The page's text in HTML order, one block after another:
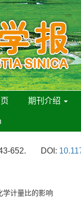
期刊介绍
652. DOI:
学计量比的影响